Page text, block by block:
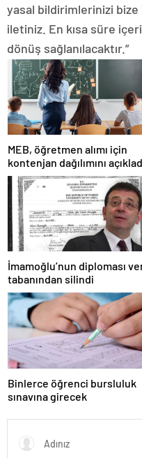
yasal bildirimlerinizi
iletiniz. En kısa süre
dönüş sağlanılacaktır.”
MEB, öğretmen alımı için
kontenjan dağılımını
İmamoğlu’nun diploması
tabanından silindi
Binlerce öğrenci bursluluk
sınavına girecek